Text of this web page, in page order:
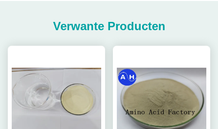
Verwante Producten